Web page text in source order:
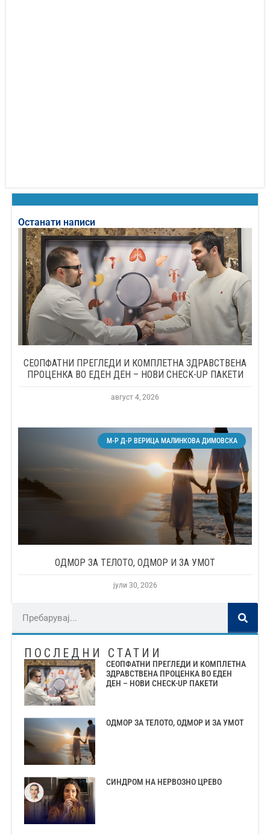
Останати написи
СЕОПФАТНИ ПРЕГЛЕДИ И КОМПЛЕТНА ЗДРАВСТВЕНА
ПРОЦЕНКА ВО ЕДЕН ДЕН – НОВИ CHECK-UP ПАКЕТИ
август 4, 2026
М-Р Д-Р ВЕРИЦА МАЛИНКОВА ДИМОВСКА
ОДМОР ЗА ТЕЛОТО, ОДМОР И ЗА УМОТ
јули 30, 2026
ПОСЛЕДНИ СТАТИИ
СЕОПФАТНИ ПРЕГЛЕДИ И КОМПЛЕТНА
ЗДРАВСТВЕНА ПРОЦЕНКА ВО ЕДЕН
ДЕН – НОВИ CHECK-UP ПАКЕТИ
ОДМОР ЗА ТЕЛОТО, ОДМОР И ЗА УМОТ
СИНДРОМ НА НЕРВОЗНО ЦРЕВО